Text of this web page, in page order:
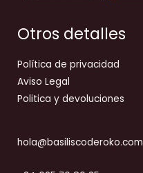
Otros detalles
Política de privacidad
Aviso Legal
Politica y devoluciones
hola@basiliscoderoko.com